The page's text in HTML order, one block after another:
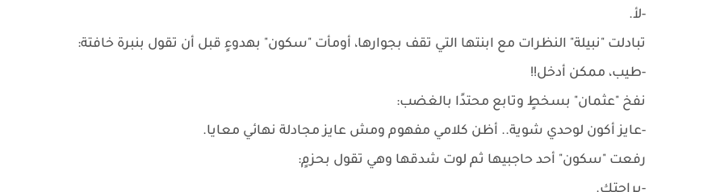
-لأ.
تبادلت "نبيلة" النظرات مع ابنتها التي تقف بجوارها، أومأت "سكون" بهدوءٍ قبل أن تقول بنبرة خافتة:
-طيب، ممكن أدخل!!
نفخ "عثمان" بسخطٍ وتابع محتدًا بالغضب:
-عايز أكون لوحدي شوية.. أظن كلامي مفهوم ومش عايز مجادلة نهائي معايا.
رفعت "سكون" أحد حاجبيها ثم لوت شدقها وهي تقول بحزمٍ: